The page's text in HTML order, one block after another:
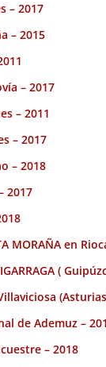
– 2017
– 2015
– 2017
– 2011
– 2017
– 2018
2017
MORAÑA en
(
de Ademuz –
– 2018